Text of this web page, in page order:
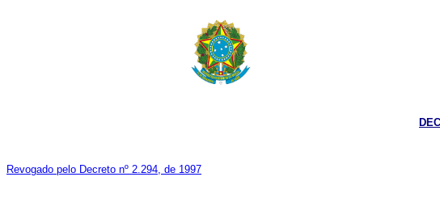
Revogado pelo Decreto nº 2.294, de 1997